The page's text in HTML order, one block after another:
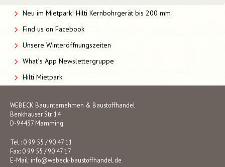
Neu im Mietpark! Hilti Kernbohrgerät bis 200 mm
Find us on Facebook
Unsere Winteröffnungszeiten
What´s App Newslettergruppe
Hilti Mietpark
WEBECK Bauunternehmen & Baustoffhandel
Benkhauser Str. 14
D-94437 Mamming
Tel.: 0 99 55 / 90 47 11
Fax: 0 99 55 / 90 47 17
E-Mail: info@webeck-baustoffhandel.de